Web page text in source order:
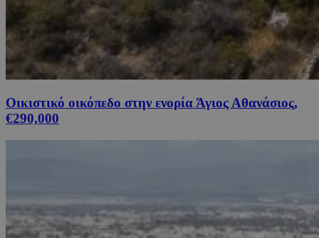
Οικιστικό οικόπεδο στην ενορία Άγιος Αθανάσιος,
€290,000